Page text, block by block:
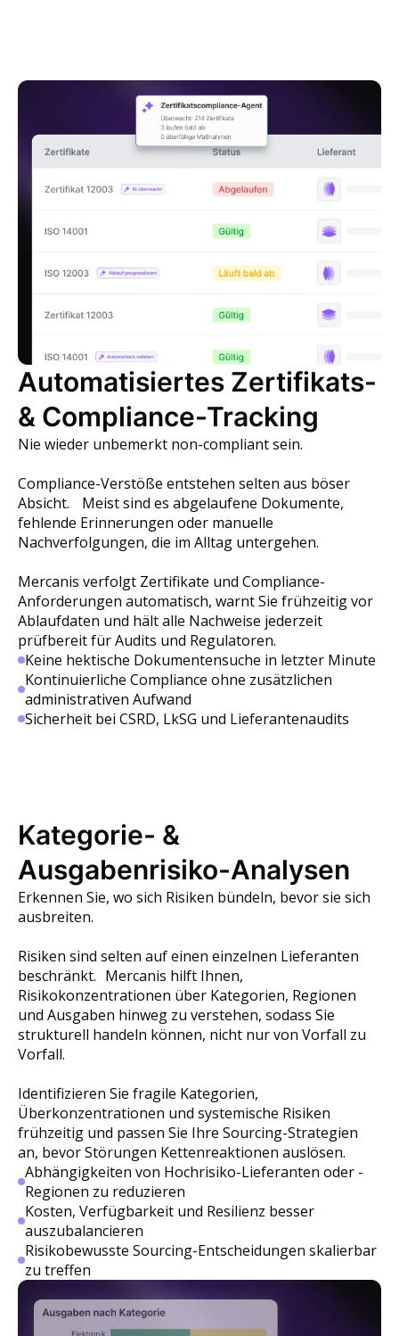
Automatisiertes Zertifikats-
& Compliance-Tracking
Nie wieder unbemerkt non-compliant sein.
Compliance-Verstöße entstehen selten aus böser
Absicht. Meist sind es abgelaufene Dokumente,
fehlende Erinnerungen oder manuelle
Nachverfolgungen, die im Alltag untergehen.
Mercanis verfolgt Zertifikate und Compliance-
Anforderungen automatisch, warnt Sie frühzeitig vor
Ablaufdaten und hält alle Nachweise jederzeit
prüfbereit für Audits und Regulatoren.
Keine hektische Dokumentensuche in letzter Minute
Kontinuierliche Compliance ohne zusätzlichen
administrativen Aufwand
Sicherheit bei CSRD, LkSG und Lieferantenaudits
Kategorie- &
Ausgabenrisiko-Analysen
Erkennen Sie, wo sich Risiken bündeln, bevor sie sich
ausbreiten.
Risiken sind selten auf einen einzelnen Lieferanten
beschränkt. Mercanis hilft Ihnen,
Risikokonzentrationen über Kategorien, Regionen
und Ausgaben hinweg zu verstehen, sodass Sie
strukturell handeln können, nicht nur von Vorfall zu
Vorfall.
Identifizieren Sie fragile Kategorien,
Überkonzentrationen und systemische Risiken
frühzeitig und passen Sie Ihre Sourcing-Strategien
an, bevor Störungen Kettenreaktionen auslösen.
Abhängigkeiten von Hochrisiko-Lieferanten oder -
Regionen zu reduzieren
Kosten, Verfügbarkeit und Resilienz besser
auszubalancieren
Risikobewusste Sourcing-Entscheidungen skalierbar
zu treffen